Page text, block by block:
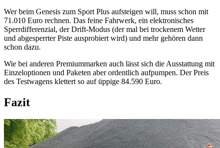
Wer beim Genesis zum Sport Plus aufsteigen will, muss schon mit
71.010 Euro rechnen. Das feine Fahrwerk, ein elektronisches
Sperrdifferenzial, der Drift-Modus (der mal bei trockenem Wetter
und abgesperrter Piste ausprobiert wird) und mehr gehören dann
schon dazu.
Wie bei anderen Premiummarken auch lässt sich die Ausstattung mit
Einzeloptionen und Paketen aber ordentlich aufpumpen. Der Preis
des Testwagens klettert so auf üppige 84.590 Euro.
Fazit